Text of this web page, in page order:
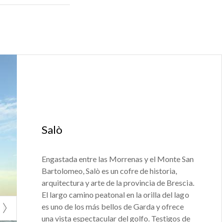
de Monte
de
de
superior.
estrechas
a los
romano y
de referencia
es
Salò
Engastada entre las Morrenas y el Monte San
Bartolomeo, Salò es un cofre de historia,
arquitectura y arte de la provincia de Brescia.
El largo camino peatonal en la orilla del lago
es uno de los más bellos de Garda y ofrece
una vista espectacular del golfo. Testigos de